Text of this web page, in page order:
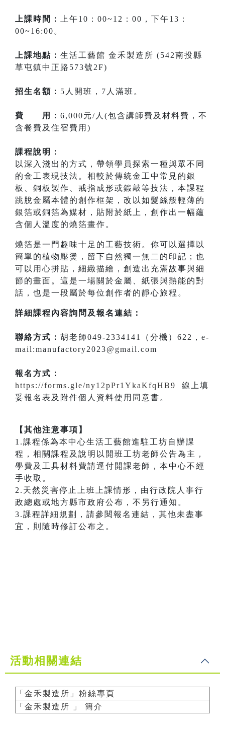
上課時間：
上午10：00~12：00，下午13：
00~16:00。
上課地點： 生活工藝館 金禾製造所 (542南投縣
草屯鎮中正路573號2F)
招生名額： 5人開班，7人滿班。
費 用： 6,000元/人(包含講師費及材料費，不
含餐費及住宿費用)
課程說明：
以深入淺出的方式，帶領學員探索一種與眾不同
的金工表現技法。相較於傳統金工中常見的銀
板、銅板製作、戒指成形或鍛敲等技法，本課程
跳脫金屬本體的創作框架，改以如髮絲般輕薄的
銀箔或銅箔為媒材，貼附於紙上，創作出一幅蘊
含個人溫度的燒箔畫作。
燒箔是一門趣味十足的工藝技術。你可以選擇以
簡單的植物壓燙，留下自然獨一無二的印記；也
可以用心拼貼，細緻描繪，創造出充滿故事與細
節的畫面。這是一場關於金屬、紙張與熱能的對
話，也是一段屬於每位創作者的靜心旅程。
詳細課程內容詢問及報名連結：
聯絡方式： 胡老師049-2334141（分機）622，e-
mail:manufactory2023@gmail.com
報名方式：
https://forms.gle/ny12pPr1YkaKfqHB9
線上填
妥報名表及附件個人資料使用同意書。
【其他注意事項】
1.課程係為本中心生活工藝館進駐工坊自辦課
程，相關課程及說明以開班工坊老師公告為主，
學費及工具材料費請逕付開課老師，本中心不經
手收取。
2.天然災害停止上班上課情形，由行政院人事行
政總處或地方縣市政府公布，不另行通知。
3.課程詳細規劃，請參閱報名連結，其他未盡事
宜，則隨時修訂公布之。
活動相關連結
「金禾製造所」粉絲專頁
「金禾製造所 」 簡介